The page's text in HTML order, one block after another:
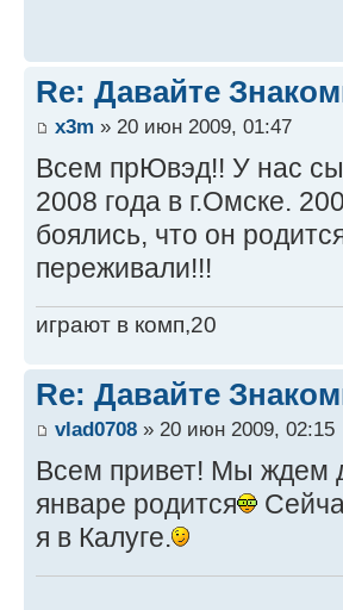
Re: Давайте
x3m » 20 июн 2009, 01:47
Всем прЮвэд!! У нас
2008 года в г.Омске.
боялись, что он
переживали!!!
играют в комп,20
Re: Давайте
vlad0708 » 20 июн 2009, 02:15
Всем привет! Мы ждем
январе родится
я в Калуге.